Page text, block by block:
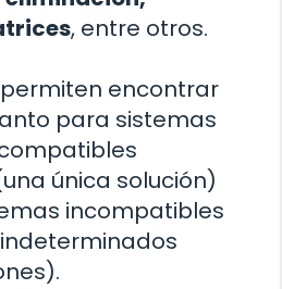
, entre otros.
encontrar
para sistemas
única solución)
incompatibles